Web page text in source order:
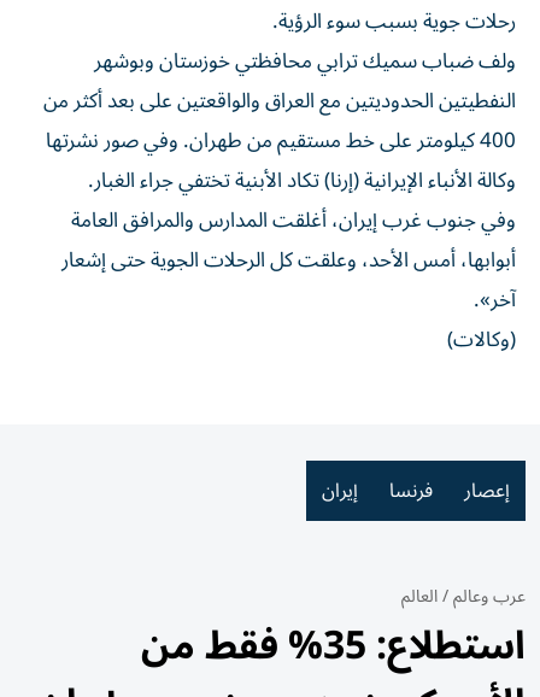
رحلات جوية بسبب سوء الرؤية.
ولف ضباب سميك ترابي محافظتي خوزستان وبوشهر
النفطيتين الحدوديتين مع العراق والواقعتين على بعد أكثر من
400 كيلومتر على خط مستقيم من طهران. وفي صور نشرتها
وكالة الأنباء الإيرانية (إرنا) تكاد الأبنية تختفي جراء الغبار.
وفي جنوب غرب إيران، أغلقت المدارس والمرافق العامة
أبوابها، أمس الأحد، وعلقت كل الرحلات الجوية حتى إشعار
آخر».
(وكالات)
إعصار فرنسا إيران
عرب وعالم/العالم
استطلاع: 35% فقط من